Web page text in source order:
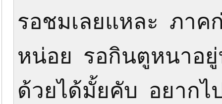
รอชมเลยแหละ ภาค
หน่อย รอกินตูหนาอ
ด้วยได้มั้ยคับ อยาก